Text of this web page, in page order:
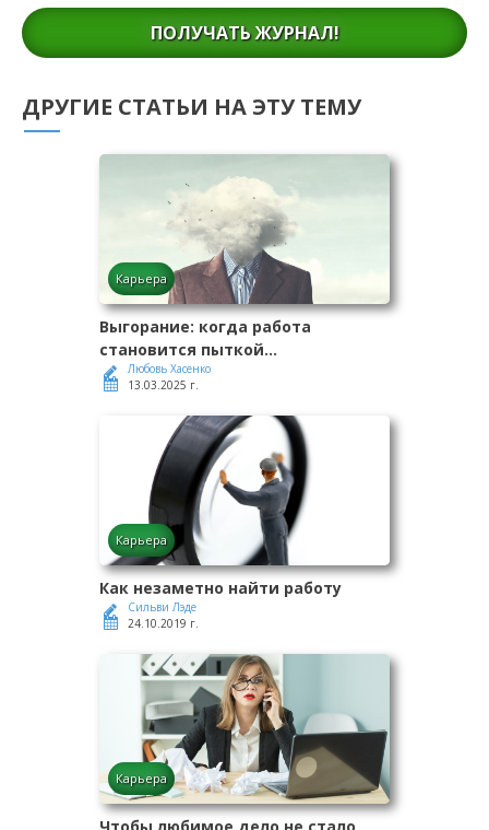
ПОЛУЧАТЬ ЖУРНАЛ!
ДРУГИЕ СТАТЬИ НА ЭТУ ТЕМУ
Карьера
Выгорание: когда работа
становится пыткой...
Любовь Хасенко
13.03.2025 г.
Карьера
Как незаметно найти работу
Сильви Лэде
24.10.2019 г.
Карьера